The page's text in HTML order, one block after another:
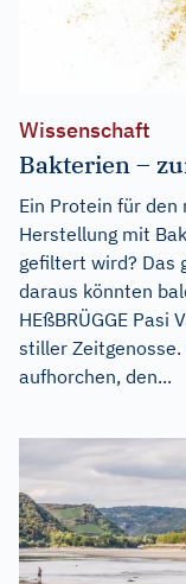
Wissenschaft
Bakterien –
Ein Protein für den
Herstellung mit
gefiltert wird? Das
daraus könnten
HEßBRÜGGE Pasi
stiller
aufhorchen, den...